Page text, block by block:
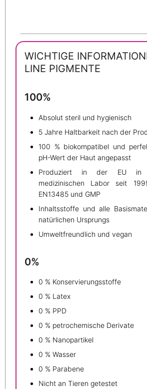
WICHTIGE
LINE PIGMENTE
100%
Absolut steril und hygienisch
5 Jahre Haltbarkeit nach der
100 % biokompatibel und
pH-Wert der Haut angepasst
Produziert in der EU in
medizinischen Labor seit
EN13485 und GMP
Inhaltsstoffe und alle
natürlichen Ursprungs
Umweltfreundlich und vegan
0%
0 % Konservierungsstoffe
0 % Latex
0 % PPD
0 % petrochemische Derivate
0 % Nanopartikel
0 % Wasser
0 % Parabene
Nicht an Tieren getestet